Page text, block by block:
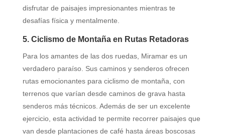
disfrutar de paisajes impresionantes mientras te
desafías física y mentalmente.
5. Ciclismo de Montaña en Rutas Retadoras
Para los amantes de las dos ruedas, Miramar es un
verdadero paraíso. Sus caminos y senderos ofrecen
rutas emocionantes para ciclismo de montaña, con
terrenos que varían desde caminos de grava hasta
senderos más técnicos. Además de ser un excelente
ejercicio, esta actividad te permite recorrer paisajes que
van desde plantaciones de café hasta áreas boscosas